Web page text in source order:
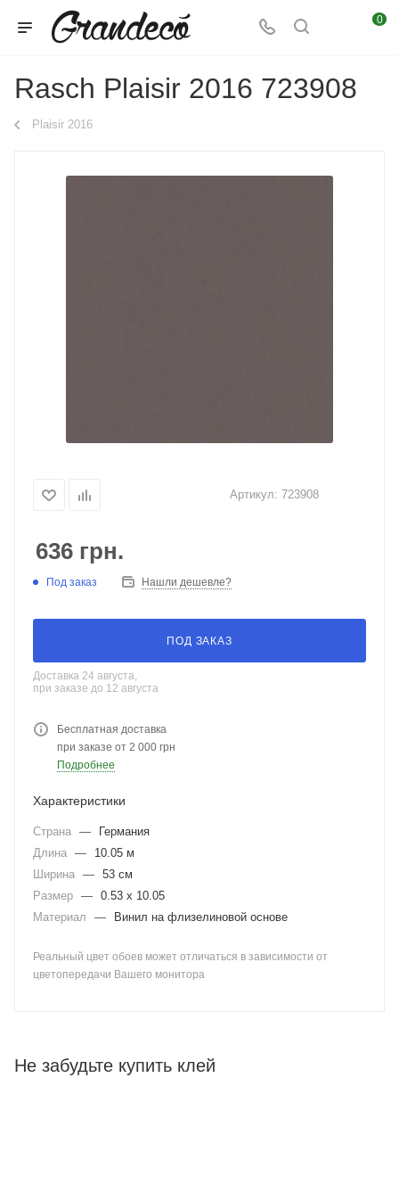
0
Rasch Plaisir 2016 723908
Plaisir 2016
Артикул: 723908
636 грн.
Под заказ Нашли дешевле?
ПОД ЗАКАЗ
Доставка 24 августа,
при заказе до 12 августа
Бесплатная доставка
при заказе от 2 000 грн
Подробнее
Характеристики
Страна —
Германия
Длина —
10.05 м
Ширина — 53 см
Размер — 0.53 x 10.05
Материал
— Винил на флизелиновой основе
Реальный цвет обоев может отличаться в зависимости от
цветопередачи Вашего монитора
Не забудьте купить клей